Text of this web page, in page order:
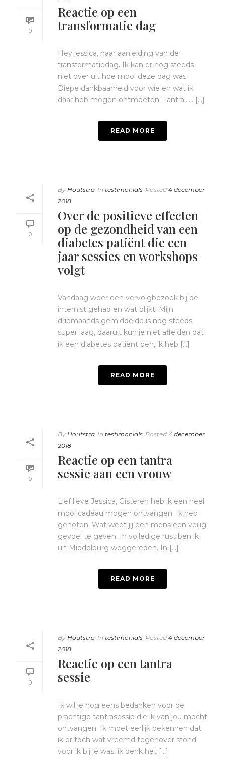
0
Reactie op een
transformatie dag
Hey jessica, naar aanleiding van de
transformatiedag. Ik kan er nog steeds
niet over uit hoe mooi deze dag was.
Diepe dankbaarheid voor wie en wat ik
daar heb mogen ontmoeten. Tantra…… [...]
READ MORE
0
By Houtstra In testimonials Posted 4 december
2018
Over de positieve effecten
op de gezondheid van een
diabetes patiënt die een
jaar sessies en workshops
volgt
Vandaag weer een vervolgbezoek bij de
internist gehad en wat blijkt. Mijn
driemaands gemiddelde is nog steeds
super laag, daaruit kun je niet afleiden dat
ik een diabetes patiënt ben, ik heb [...]
READ MORE
0
By Houtstra In testimonials Posted 4 december
2018
Reactie op een tantra
sessie aan een vrouw
Lief lieve Jessica, Gisteren heb ik een heel
mooi cadeau mogen ontvangen. Ik heb
genoten. Wat weet jij een mens een veilig
gevoel te geven. In volledige rust ben ik
uit Middelburg weggereden. In [...]
READ MORE
0
By Houtstra In testimonials Posted 4 december
2018
Reactie op een tantra
sessie
Ik wil je nog eens bedanken voor de
prachtige tantrasessie die ik van jou mocht
ontvangen. Ik moet eerlijk bekennen dat
ik er toch wat vreemd tegenover stond
voor ik bij je was, ik denk het [...]